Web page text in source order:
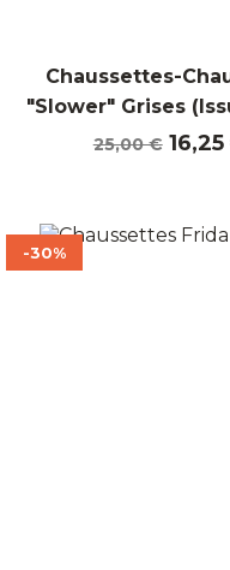
Chaussettes-
"Slower" Grises
Prix
25,00 € Prix
-30%